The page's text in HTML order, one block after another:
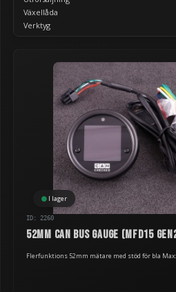
Växellåda
Verktyg
I lager
ID: 2260
52mm Can Bus Gauge (MFD15
Flerfunktions 52mm mätare med stöd för bla